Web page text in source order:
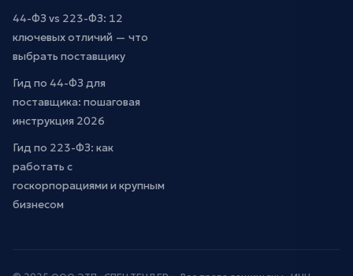
44-ФЗ vs 223-ФЗ: 12
ключевых отличий — что
выбрать поставщику
Гид по 44-ФЗ для
поставщика: пошаговая
инструкция 2026
Гид по 223-ФЗ: как
работать с
госкорпорациями и крупным
бизнесом